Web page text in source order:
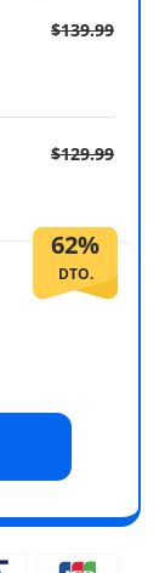
$139.99
$129.99
62%
DTO.